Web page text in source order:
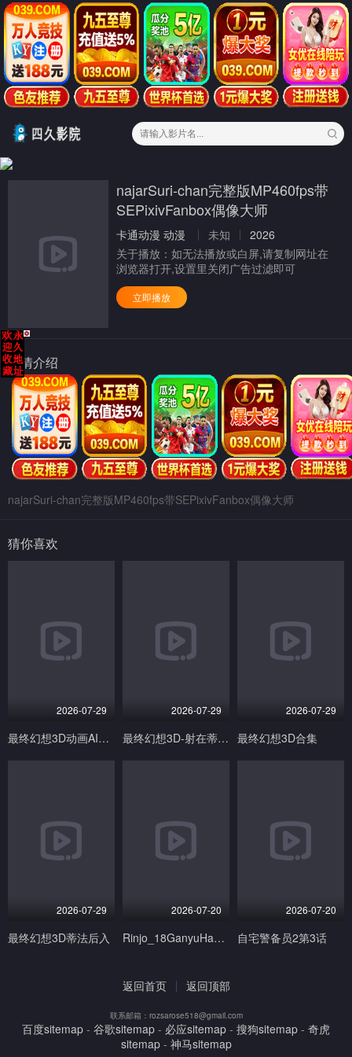
najarSuri-chan完整版MP460fps带
SEPixivFanbox偶像大师
卡通动漫 动漫 未知
2026
关于播放： 如无法播放或白屏,请复制网址在
浏览器打开,设置里关闭广告过滤即可
立即播放
剧情介绍
najarSuri-chan完整版MP460fps带SEPixivFanbox偶像大师
猜你喜欢
2026-07-29
最终幻想3D动画AI生成完美画质
2026-07-29
最终幻想3D-射在蒂法的奶子小穴和嘴上V
2026-07-29
最终幻想3D合集
2026-07-29
最终幻想3D蒂法后入
2026-07-20
Rinjo_18GanyuHayakamiYoshi20分钟响きGenshinImpact
2026-07-20
自宅警备员2第3话
返回首页 返回顶部
联系邮箱：rozsarose518@gmail.com
百度sitemap - 谷歌sitemap - 必应sitemap - 搜狗sitemap - 奇虎
sitemap- 神马sitemap